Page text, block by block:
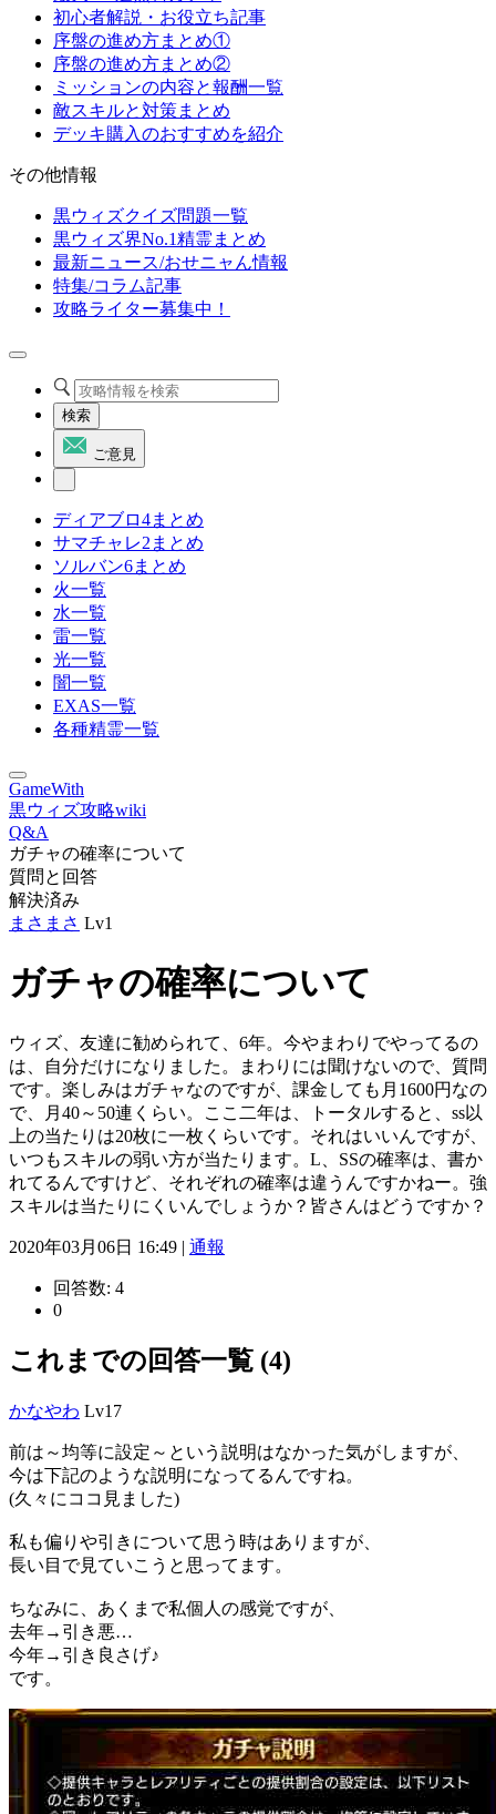
初心者解説・お役立ち記事
序盤の進め方まとめ①
序盤の進め方まとめ②
ミッションの内容と報酬一覧
敵スキルと対策まとめ
デッキ購入のおすすめを紹介
その他情報
黒ウィズクイズ問題一覧
黒ウィズ界No.1精霊まとめ
最新ニュース/おせニャん情報
特集/コラム記事
攻略ライター募集中！
検索
ご意見
ディアブロ4まとめ
サマチャレ2まとめ
ソルバン6まとめ
火一覧
水一覧
雷一覧
光一覧
闇一覧
EXAS一覧
各種精霊一覧
GameWith
黒ウィズ攻略wiki
Q&A
ガチャの確率について
質問と回答
解決済み
まさまさ Lv1
ガチャの確率について
ウィズ、友達に勧められて、6年。今やまわりでやってるの
は、自分だけになりました。まわりには聞けないので、質問
です。楽しみはガチャなのですが、課金しても月1600円なの
で、月40～50連くらい。ここ二年は、トータルすると、ss以
上の当たりは20枚に一枚くらいです。それはいいんですが、
いつもスキルの弱い方が当たります。L、SSの確率は、書か
れてるんですけど、それぞれの確率は違うんですかねー。強
スキルは当たりにくいんでしょうか？皆さんはどうですか？
2020年03月06日 16:49 | 通報
回答数: 4
0
これまでの回答一覧 (4)
かなやわ Lv17
前は～均等に設定～という説明はなかった気がしますが、
今は下記のような説明になってるんですね。
(久々にココ見ました)
私も偏りや引きについて思う時はありますが、
長い目で見ていこうと思ってます。
ちなみに、あくまで私個人の感覚ですが、
去年→引き悪…
今年→引き良さげ♪
です。